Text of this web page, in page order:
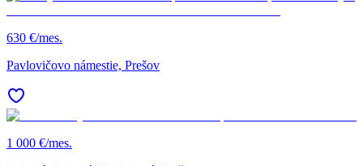
630 €/mes.
Pavlovičovo námestie, Prešov
1 000 €/mes.